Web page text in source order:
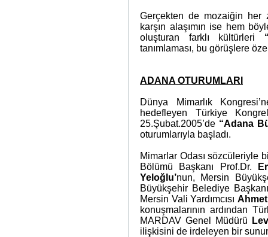
Gerçekten de mozaiğin
karşın alaşımın ise hem
oluşturan farklı kültürleri
tanımlaması, bu görüşlere
ADANA OTURUMLARI
Dünya Mimarlık
hedefleyen Türkiye
25.Şubat.2005’de “Adana
oturumlarıyla başladı.
Mimarlar Odası sözcüleriyle
Bölümü Başkanı Prof.Dr.
Yeloğlu’nun,
Mersin
Büyükşehir Belediye Başkanı
Mersin Vali Yardımcısı
konuşmalarının ardından
MARDAV Genel Müdürü
ilişkisini de irdeleyen bir